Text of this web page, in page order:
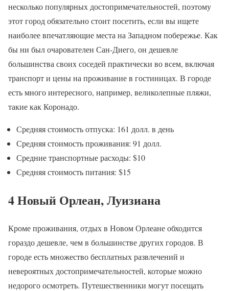
несколько популярных достопримечательностей, поэтому
этот город обязательно стоит посетить, если вы ищете
наиболее впечатляющие места на Западном побережье. Как
бы ни был очарователен Сан-Диего, он дешевле
большинства своих соседей практически во всем, включая
транспорт и цены на проживание в гостиницах. В городе
есть много интересного, например, великолепные пляжи,
такие как Коронадо.
Средняя стоимость отпуска: 161 долл. в день
Средняя стоимость проживания: 91 долл.
Средние транспортные расходы: $10
Средняя стоимость питания: $15
4 Новый Орлеан, Луизиана
Кроме проживания, отдых в Новом Орлеане обходится
гораздо дешевле, чем в большинстве других городов. В
городе есть множество бесплатных развлечений и
невероятных достопримечательностей, которые можно
недорого осмотреть. Путешественники могут посещать